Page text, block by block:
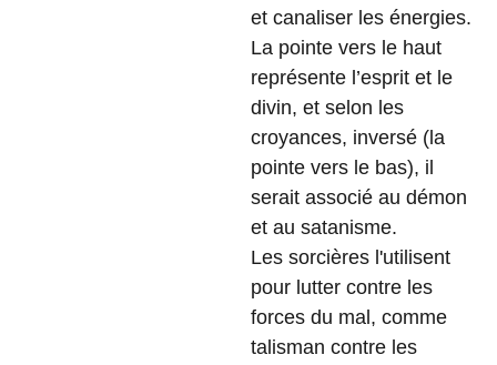
et canaliser les énergies.
La pointe vers le haut
représente l’esprit et le
divin, et selon les
croyances, inversé (la
pointe vers le bas), il
serait associé au démon
et au satanisme.
Les sorcières l'utilisent
pour lutter contre les
forces du mal, comme
talisman contre les